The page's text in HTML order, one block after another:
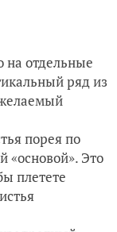
на отдельные
ряд из
порея по
«основой». Это
плетете